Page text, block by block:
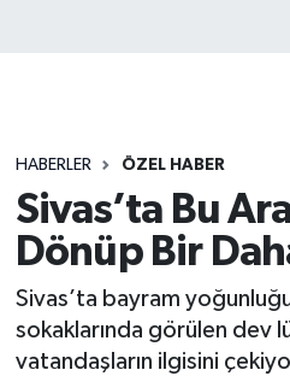
HABERLER ÖZEL HABER
Sivas’ta Bu
Dönüp Bir
Sivas’ta bayram
sokaklarında görülen dev
vatandaşların ilgisini
GÜNCEL
KÜLTÜR
MAGAZİN
Son Dakika Haberleri
Haber Arşivi